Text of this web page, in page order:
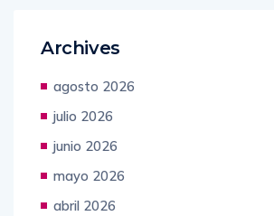
Archives
agosto 2026
julio 2026
junio 2026
mayo 2026
abril 2026